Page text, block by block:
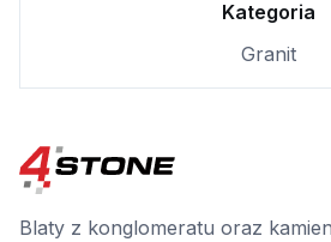
Kategoria
Granit
Blaty z konglomeratu oraz